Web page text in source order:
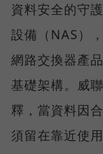
資料安全的守
設備（NAS）
網路交換器產
基礎架構。威
釋，當資料因
須留在靠近使